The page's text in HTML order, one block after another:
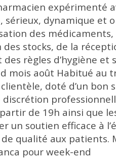
expérimenté
sérieux, dynamique et
des
des stocks, de la
des règles d’hygiène
mois août Habitué au
doté d’un bon
discrétion
de 19h ainsi que
un soutien efficace à
de qualité aux patients.
pour week-end